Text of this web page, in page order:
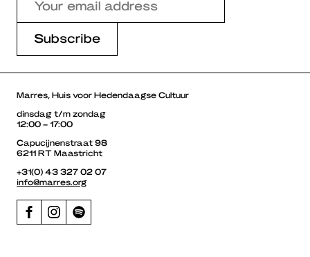
Marres, Huis voor Hedendaagse Cultuur
dinsdag t/m zondag
12:00 – 17:00
Capucijnenstraat 98
6211 RT Maastricht
+31(0) 43 327 02 07
info@marres.org